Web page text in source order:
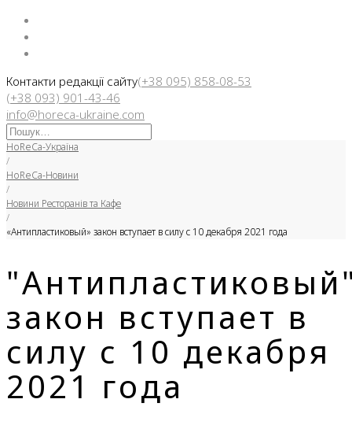
Контакти редакції сайту(+38 095) 858-08-53
(+38 093) 901-43-46
info@horeca-ukraine.com
Искать:
HoReCa-Україна
/
HoReCa-Новини
/
Новини Ресторанів та Кафе
/
«Антипластиковый» закон вступает в силу с 10 декабря 2021 года
закон вступает в
силу с 10 декабря
2021 года